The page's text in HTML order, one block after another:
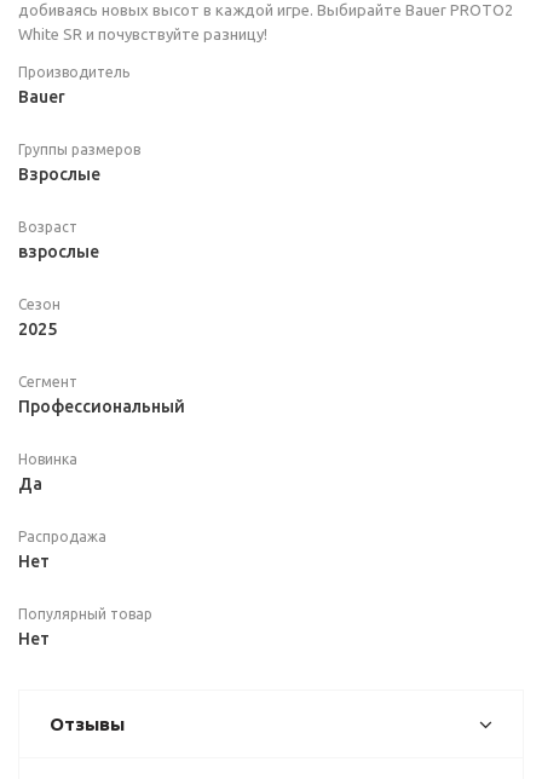
добиваясь новых высот в каждой игре. Выбирайте Bauer PROTO2
White SR и почувствуйте разницу!
Производитель
Bauer
Группы размеров
Взрослые
Возраст
взрослые
Сезон
2025
Сегмент
Профессиональный
Новинка
Да
Распродажа
Нет
Популярный товар
Нет
Отзывы